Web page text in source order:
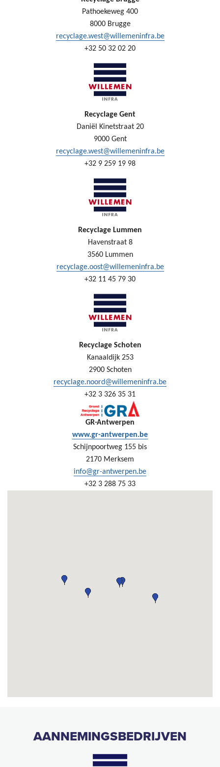
Pathoekeweg 400
8000 Brugge
recyclage.west@willemeninfra.be
+32 50 32 02 20
Recyclage Gent
Daniël Kinetstraat 20
9000 Gent
recyclage.west@willemeninfra.be
+32 9 259 19 98
Recyclage Lummen
Havenstraat 8
3560 Lummen
recyclage.oost@willemeninfra.be
+32 11 45 79 30
Recyclage Schoten
Kanaaldijk 253
2900 Schoten
recyclage.noord@willemeninfra.be
+32 3 326 35 31
GR-Antwerpen
www.gr-antwerpen.be
Schijnpoortweg 155 bis
2170 Merksem
info@gr-antwerpen.be
+32 3 288 75 33
AANNEMINGSBEDRIJVEN